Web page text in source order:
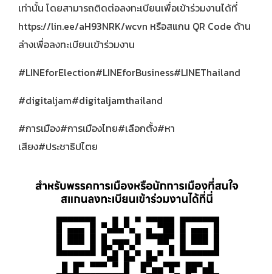
เท่านั้น โดยสามารถติดต่อลงทะเบียนเพื่อเข้าร่วมงานได้ที่
https://lin.ee/aH93NRK/wcvn หรือสแกน QR Code ด้าน
ล่างเพื่อลงทะเบียนเข้าร่วมงาน
#LINEforElection#LINEforBusiness#LINEThailand
#digitaljam#digitaljamthailand
#การเมือง#การเมืองไทย#เลือกตั้ง#หา
เสียง#ประชาธิปไตย